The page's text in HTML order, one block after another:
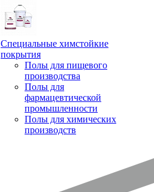
Специальные химстойкие
покрытия
Полы для пищевого
производства
Полы для
фармацевтической
промышленности
Полы для химических
производств